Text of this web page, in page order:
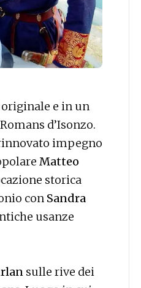
e in un
d’Isonzo.
impegno
Matteo
storica
con Sandra
usanze
sulle rive dei